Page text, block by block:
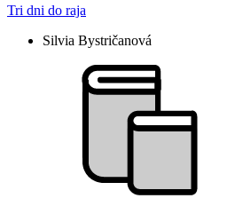
Tri dni do raja
Silvia Bystričanová